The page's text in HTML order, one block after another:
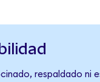
respaldado ni